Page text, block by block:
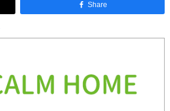
Share